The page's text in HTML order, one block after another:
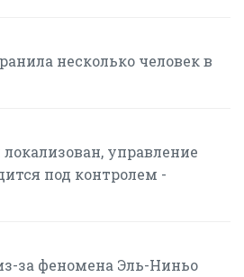
несколько человек в
управление
под контролем -
за феномена Эль-Ниньо